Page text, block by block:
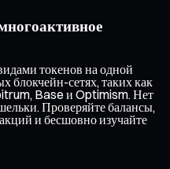
токенов на одной
блокчейн-сетях, таких как
Base и Optimism. Нет
Проверяйте балансы,
и бесшовно изучайте